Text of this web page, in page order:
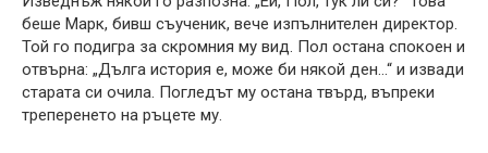
беше Марк, бивш съученик, вече изпълнителен директор.
Той го подигра за скромния му вид. Пол остана спокоен и
отвърна: „Дълга история е, може би някой ден…“ и извади
старата си очила. Погледът му остана твърд, въпреки
треперенето на ръцете му.